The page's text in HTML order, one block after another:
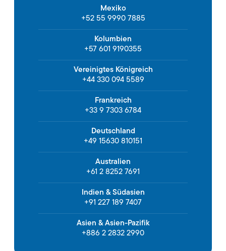
Mexiko
+52 55 9990 7885
Kolumbien
+57 601 9190355
Vereinigtes Königreich
+44 330 094 5589
Frankreich
+33 9 7303 6784
Deutschland
+49 15630 810151
Australien
+61 2 8252 7691
Indien & Südasien
+91 227 189 7407
Asien & Asien-Pazifik
+886 2 2832 2990